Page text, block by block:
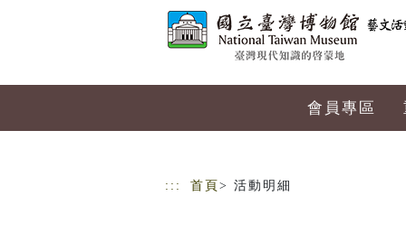
會員專區
::: 首頁 > 活動明細